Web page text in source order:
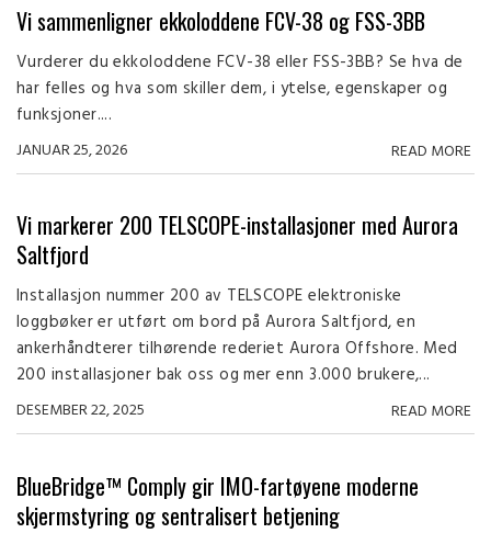
Vi sammenligner ekkoloddene FCV-38 og FSS-3BB
Vurderer du ekkoloddene FCV-38 eller FSS-3BB? Se hva de
har felles og hva som skiller dem, i ytelse, egenskaper og
funksjoner....
JANUAR 25, 2026 READ MORE
Vi markerer 200 TELSCOPE-installasjoner med Aurora
Saltfjord
Installasjon nummer 200 av TELSCOPE elektroniske
loggbøker er utført om bord på Aurora Saltfjord, en
ankerhåndterer tilhørende rederiet Aurora Offshore. Med
200 installasjoner bak oss og mer enn 3.000 brukere,...
DESEMBER 22, 2025 READ MORE
BlueBridge™ Comply gir IMO-fartøyene moderne
skjermstyring og sentralisert betjening